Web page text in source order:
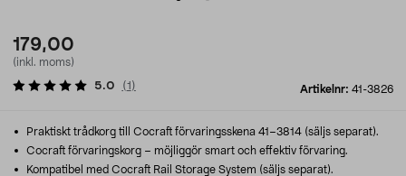
179,00
(inkl. moms)
Artikelnr: 41-3826
5.0 (1 )
Praktiskt trådkorg till Cocraft förvaringsskena 41–3814 (säljs separat).
Cocraft förvaringskorg – möjliggör smart och effektiv förvaring.
Kompatibel med Cocraft Rail Storage System (säljs separat).